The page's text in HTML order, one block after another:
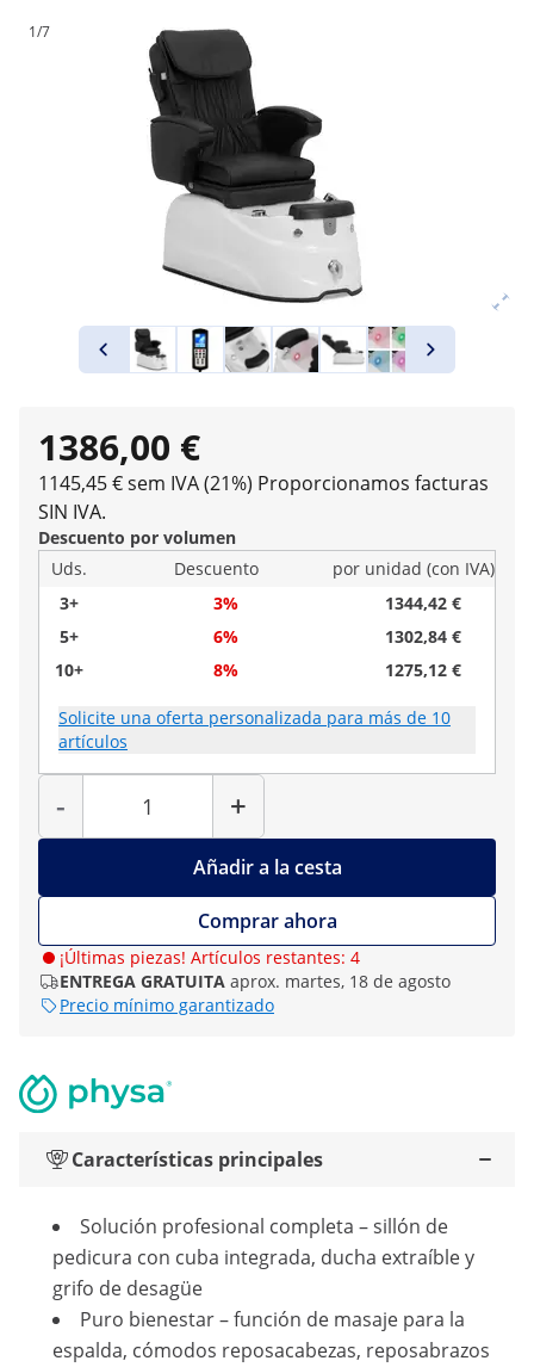
1/7
1386,00 €
1145,45 € sem IVA (21%) Proporcionamos facturas
SIN IVA.
Descuento por volumen
Uds.
Descuento
por unidad (con IVA)
3+
3%
1344,42 €
5+
6%
1302,84 €
10+
8% 1275,12 €
Solicite una oferta personalizada para más de 10
artículos
-
Cantidad
+
Añadir a la cesta
Comprar ahora
¡Últimas piezas! Artículos restantes: 4
ENTREGA GRATUITA aprox. martes, 18 de agosto
Precio mínimo garantizado
Características principales
Solución profesional completa – sillón de
pedicura con cuba integrada, ducha extraíble y
grifo de desagüe
Puro bienestar – función de masaje para la
espalda, cómodos reposacabezas, reposabrazos